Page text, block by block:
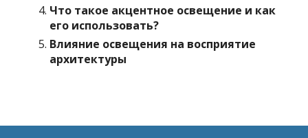
Что такое акцентное освещение и как
его использовать?
Влияние освещения на восприятие
архитектуры